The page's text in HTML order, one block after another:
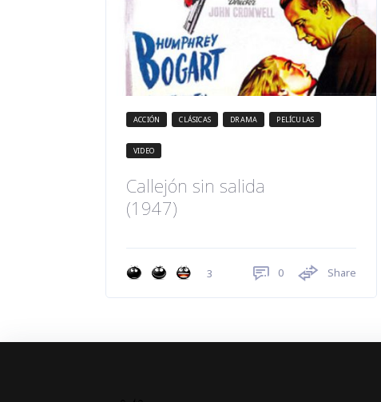
ACCIÓN CLÁSICAS DRAMA PELÍCULAS
VIDEO
Callejón sin salida
(1947)
3 0 Share